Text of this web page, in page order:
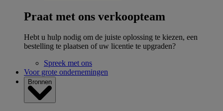
Praat met ons verkoopteam
Hebt u hulp nodig om de juiste oplossing te kiezen, een
bestelling te plaatsen of uw licentie te upgraden?
Spreek met ons
Voor grote ondernemingen
Bronnen